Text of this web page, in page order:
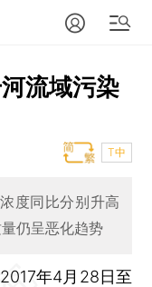
流域污染
T中
度同比分别升高
量仍呈恶化趋势
2017年4月28日至